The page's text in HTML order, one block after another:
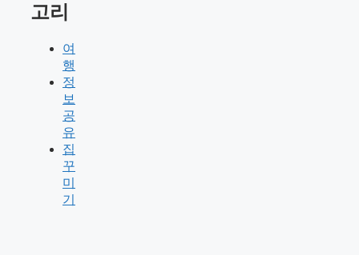
고리
여
행
정
보
공
유
집
꾸
미
기